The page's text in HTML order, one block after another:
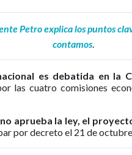
Petro explica los puntos
contamos.
es debatida en la
las cuatro comisiones
aprueba la ley, el
por decreto el 21 de